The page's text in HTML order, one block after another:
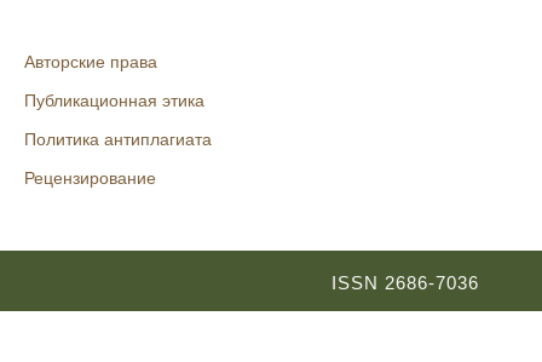
Авторские права
Публикационная этика
Политика антиплагиата
Рецензирование
ISSN 2686-7036